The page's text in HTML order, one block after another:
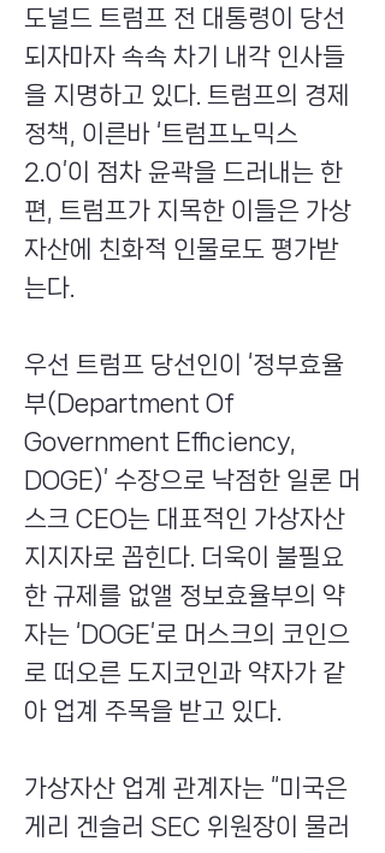
도널드 트럼프 전 대통령이 당선
되자마자 속속 차기 내각 인사들
을 지명하고 있다. 트럼프의 경제
정책, 이른바 ‘트럼프노믹스
2.0’이 점차 윤곽을 드러내는 한
편, 트럼프가 지목한 이들은 가상
자산에 친화적 인물로도 평가받
는다.
우선 트럼프 당선인이 ‘정부효율
부(Department Of
Government Efficiency,
DOGE)’ 수장으로 낙점한 일론 머
스크 CEO는 대표적인 가상자산
지지자로 꼽힌다. 더욱이 불필요
한 규제를 없앨 정보효율부의 약
자는 ‘DOGE’로 머스크의 코인으
로 떠오른 도지코인과 약자가 같
아 업계 주목을 받고 있다.
가상자산 업계 관계자는 “미국은
게리 겐슬러 SEC 위원장이 물러